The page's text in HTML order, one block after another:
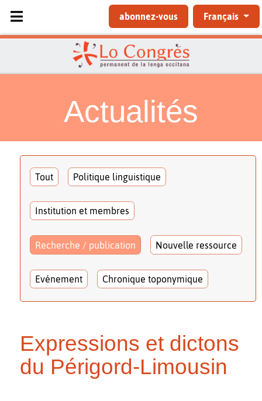
Sélectionnez votre langue
abonnez-vous Français
Actualités
Tout Politique linguistique
Institution et membres
Recherche / publication Nouvelle ressource
Evénement Chronique toponymique
Expressions et dictons
du Périgord-Limousin